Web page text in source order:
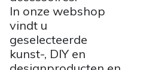
In onze webshop
vindt u
geselecteerde
kunst-, DIY en